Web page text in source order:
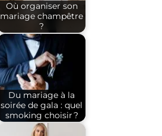
Où organiser son
mariage champêtre
?
Du mariage à la
soirée de gala : quel
smoking choisir ?